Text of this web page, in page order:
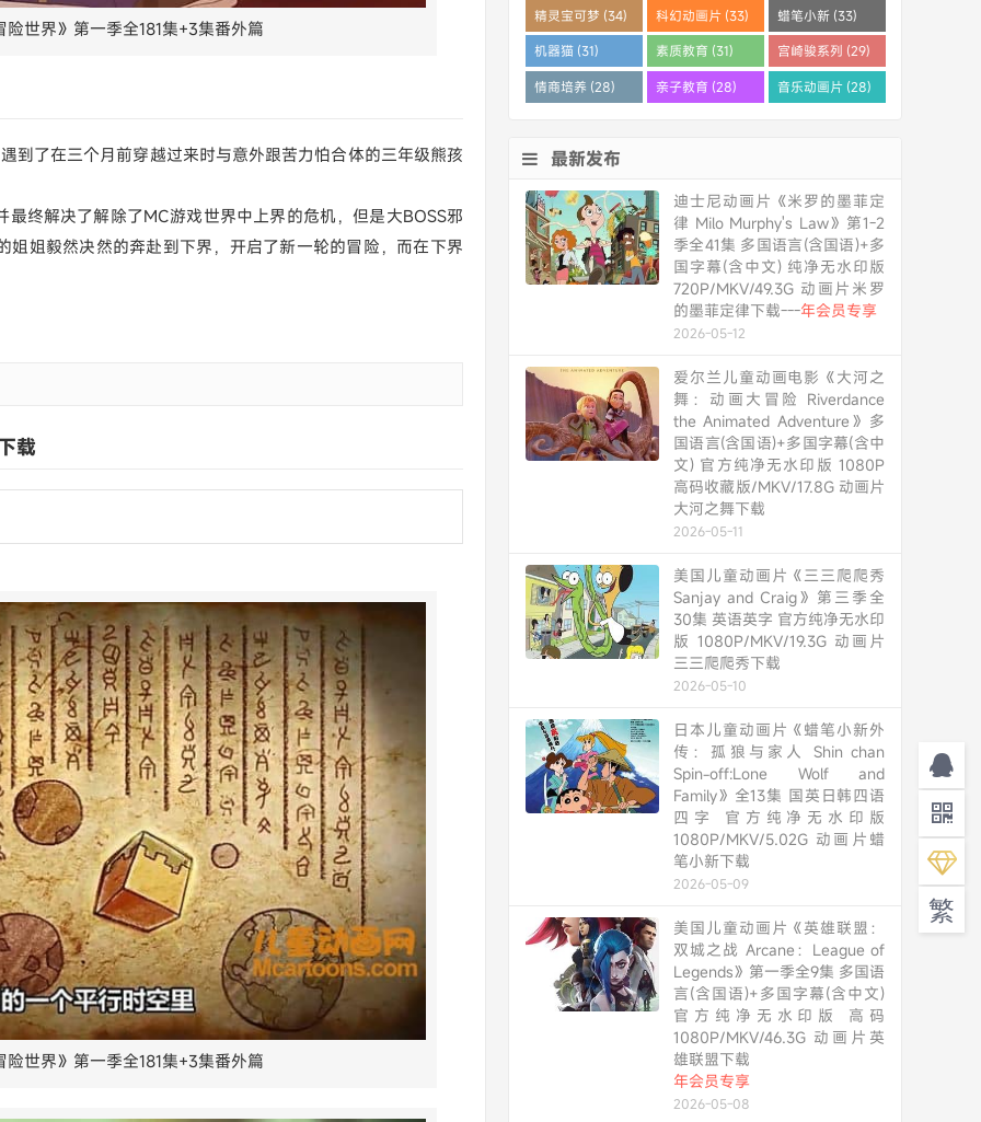
险世界》第一季全181集+3集番外篇
到了在三个月前穿越过来时与意外跟苦力怕合体的三年级熊孩
终解决了解除了MC游戏世界中上界的危机，但是大BOSS邪
姐毅然决然的奔赴到下界，开启了新一轮的冒险，而在下界
载
世界》第一季全181集+3集番外篇
精灵宝可梦 (34) 科幻动画片 (33) 蜡笔小新 (33)
机器猫 (31) 素质教育 (31) 宫崎骏系列 (29)
情商培养 (28) 亲子教育 (28) 音乐动画片 (28)
最新发布
迪士尼动画片《米罗的墨菲定
律 Milo Murphy's Law》第1-2
季全41集 多国语言(含国语)+多
国字幕(含中文) 纯净无水印版
720P/MKV/49.3G 动画片米罗
的墨菲定律下载---年会员专享
2026-05-12
爱尔兰儿童动画电影《大河之
舞：动画大冒险 Riverdance
the Animated Adventure》多
国语言(含国语)+多国字幕(含中
文) 官方纯净无水印版 1080P
高码收藏版/MKV/17.8G 动画片
大河之舞下载
2026-05-11
美国儿童动画片《三三爬爬秀
Sanjay and Craig》第三季全
30集 英语英字 官方纯净无水印
版 1080P/MKV/19.3G 动画片
三三爬爬秀下载
2026-05-10
日本儿童动画片《蜡笔小新外
传：孤狼与家人 Shin chan
Spin-off:Lone Wolf and
Family》全13集 国英日韩四语
四字 官方纯净无水印版
1080P/MKV/5.02G 动画片蜡
笔小新下载
2026-05-09
美国儿童动画片《英雄联盟：
双城之战 Arcane：League of
Legends》第一季全9集 多国语
言(含国语)+多国字幕(含中文)
官方纯净无水印版 高码
1080P/MKV/46.3G 动画片英
雄联盟下载
年会员专享
2026-05-08
繁